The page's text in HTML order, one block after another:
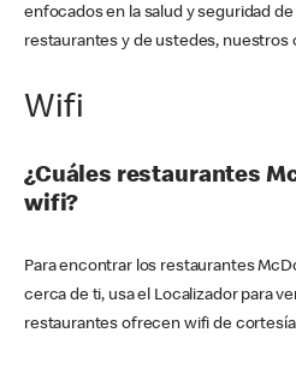
enfocados en la salud y seguridad
restaurantes y de ustedes, nuestros
Wifi
¿Cuáles restaurantes
wifi?
Para encontrar los restaurantes
cerca de ti, usa el Localizador para
restaurantes ofrecen wifi de